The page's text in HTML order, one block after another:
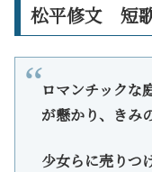
松平修文 短
ロマンチックな
が懸かり、きみ
少女らに売りつ